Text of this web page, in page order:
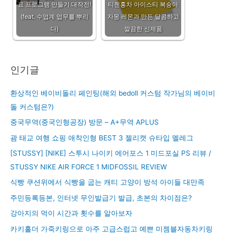
표 프로그램 만들기 대작전!
(feat. 수업계 업무를 뿌리
다)
티젠홍차 아이스티 복숭아
자몽 레몬과 만든 달콤하고
깔끔한 신제품
인기글
환상적인 베이비돌리 페인팅(해외 bedoll 커스텀 작가님의 베이비
돌 커스텀은?)
중국무역(중국인형공장) 방문 – A+무역 APLUS
괌 태교 여행 쇼핑 애착인형 BEST 3 젤리캣 슈타입 멜레그
[STUSSY] [NIKE] 스투시 나이키 에어포스 1 미드포실 PS 리뷰 /
STUSSY NIKE AIR FORCE 1 MIDFOSSIL REVIEW
식빵 쿠션위에서 식빵을 굽는 캐티 고양이 방석 아이들 대만족
주민등록등본, 인터넷 무인발급기 발급, 초본의 차이점은?
강아지의 먹이 시간과 횟수를 알아보자
카키홀더 가죽키링으로 아주 고급스럽고 예쁜 미젬블자동차키링